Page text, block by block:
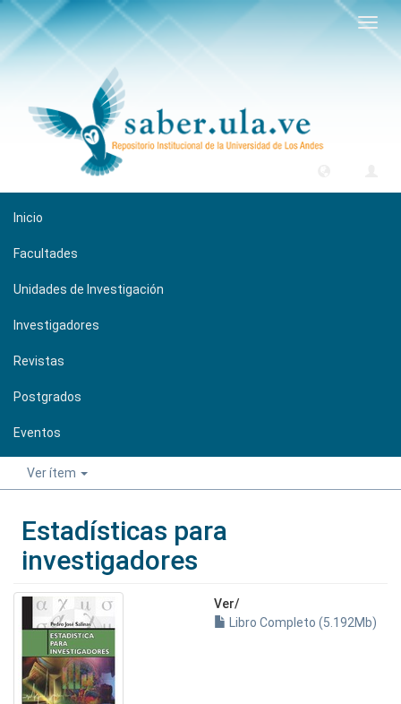
Inicio
Facultades
Unidades de Investigación
Investigadores
Revistas
Postgrados
Eventos
Ver ítem
Estadísticas para
investigadores
Ver/
Libro Completo (5.192Mb)